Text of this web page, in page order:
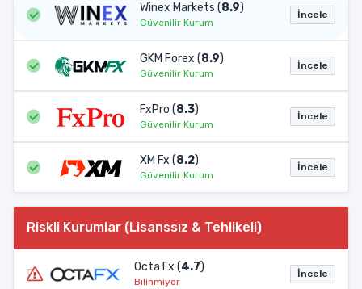
Winex Markets (8.9)
Güvenilir Kurum
İncele
GKM Forex (8.9)
Güvenilir Kurum
İncele
FxPro (8.3)
Güvenilir Kurum
İncele
XM Fx (8.2)
Güvenilir Kurum
İncele
Riskli Kurumlar (Lisanssız & Tehlikeli)
Octa Fx (4.7)
Bilinmiyor
İncele